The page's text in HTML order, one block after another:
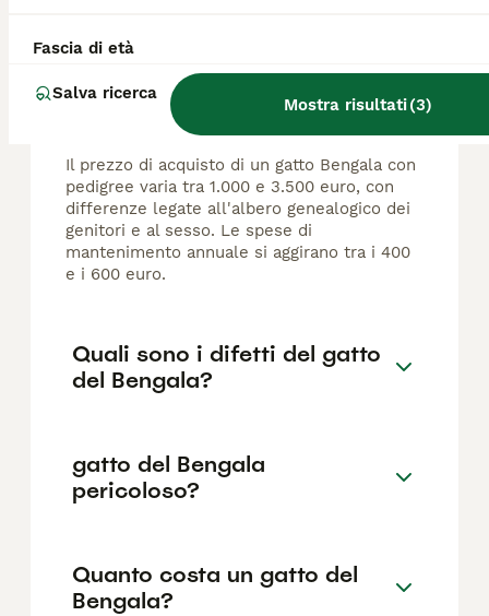
Fascia di età
Salva ricerca
Mostra risultati(3)
Quanto costa un gattino
Bengala?
Il prezzo di acquisto di un gatto Bengala con
pedigree varia tra 1.000 e 3.500 euro, con
differenze legate all'albero genealogico dei
genitori e al sesso. Le spese di
mantenimento annuale si aggirano tra i 400
e i 600 euro.
Quali sono i difetti del gatto
del Bengala?
gatto del Bengala
pericoloso?
Quanto costa un gatto del
Bengala?